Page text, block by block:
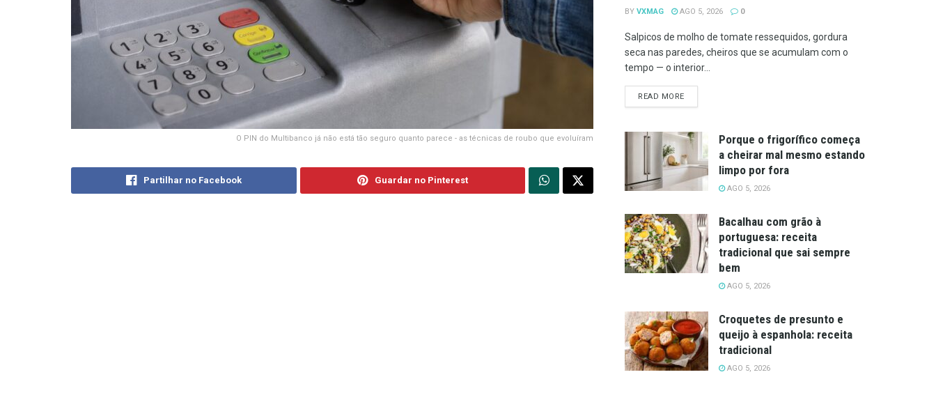
O PIN do Multibanco já não está tão seguro quanto parece - as técnicas de roubo que evoluíram
Partilhar no Facebook Guardar no Pinterest
BY VXMAG AGO 5, 2026 0
Salpicos de molho de tomate ressequidos, gordura
seca nas paredes, cheiros que se acumulam com o
tempo — o interior...
READ MOREDETAILS
Porque o frigorífico começa
a cheirar mal mesmo estando
limpo por fora
AGO 5, 2026
Bacalhau com grão à
portuguesa: receita
tradicional que sai sempre
bem
AGO 5, 2026
Croquetes de presunto e
queijo à espanhola: receita
tradicional
AGO 5, 2026